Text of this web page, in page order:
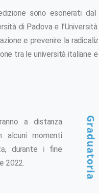
sono esonerati
di Padova e
e prevenire la
tra le università italiane
a distanza
momenti
durante i fine
2022.
Graduatoria